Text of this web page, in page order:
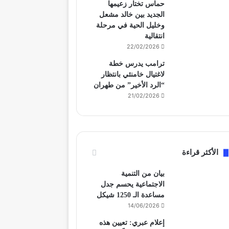
حماس تختار زعيمها
الجديد بين خالد مشعل
وخليل الحية في مرحلة
انتقالية
22/02/2026
ترامب يدرس خطة
لاغتيال خامنئي بانتظار
“الرد الأخير” من طهران
21/02/2026
الأكثر قراءة
بيان من التنمية
الاجتماعية يحسم جدل
مساعدة الـ 1250 شيكل
14/06/2026
إعلام عبري: تعيين هذه